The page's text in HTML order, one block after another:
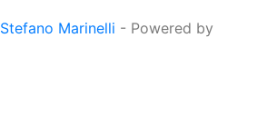
Stefano Marinelli - Powered by